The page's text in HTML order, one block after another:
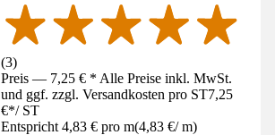
(3)
Preis — 7,25 € * Alle Preise inkl. MwSt.
und ggf. zzgl. Versandkosten pro ST7,25
€*/ ST
Entspricht 4,83 € pro m(4,83 €/ m)